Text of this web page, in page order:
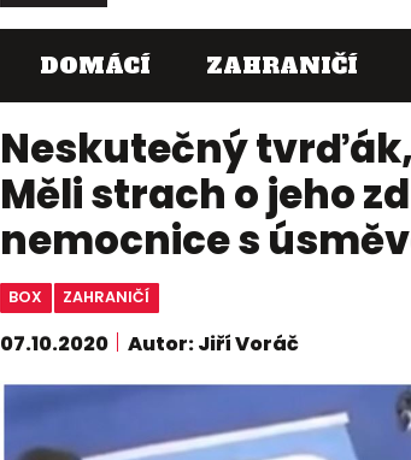
DOMÁCÍ ZAHRANIČÍ
Neskutečný
Měli strach o jeho
nemocnice s
BOX ZAHRANIČÍ
07.10.2020 Autor: Jiří Voráč